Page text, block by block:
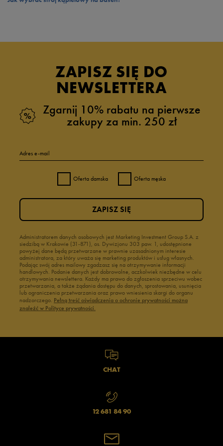
ZAPISZ SIĘ DO
NEWSLETTERA
Zgarnij 10% rabatu na pierwsze
zakupy za min. 250 zł
Adres e-mail
Oferta damska Oferta męska
Administratorem danych osobowych jest Marketing Investment Group S.A. z
siedzibą w Krakowie (31-871), os. Dywizjonu 303 paw. 1, udostępnione
powyżej dane będą przetwarzane w prawnie uzasadnionym interesie
administratora, za który uważa się marketing produktów i usług własnych.
Podając swój adres mailowy zgadzasz się na otrzymywanie informacji
handlowych. Podanie danych jest dobrowolne, aczkolwiek niezbędne w celu
otrzymywania newslettera. Każdy ma prawo do zgłoszenia sprzeciwu wobec
przetwarzania, a także żądania dostępu do danych, sprostowania, usunięcia
lub ograniczenia przetwarzania oraz prawo wniesienia skargi do organu
nadzorczego. Pełną treść oświadczenia o ochronie prywatności można
znaleźć w Polityce prywatności.
ZAPISZ SIĘ
CHAT
12 681 84 90